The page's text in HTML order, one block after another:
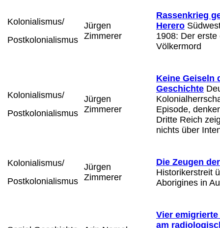
Kolonialismus/
Postkolonialismus
Jürgen
Zimmerer
Rassenkrieg
Herero
1908: Der erste
Völkermord
Kolonialismus/
Postkolonialismus
Jürgen
Zimmerer
Keine Geiseln
Geschichte
Episode,
Dritte Reich
nichts über
Kolonialismus/
Postkolonialismus
Jürgen
Zimmerer
Die Zeugen
Historikerstreit
Aborigines in
Vier
am